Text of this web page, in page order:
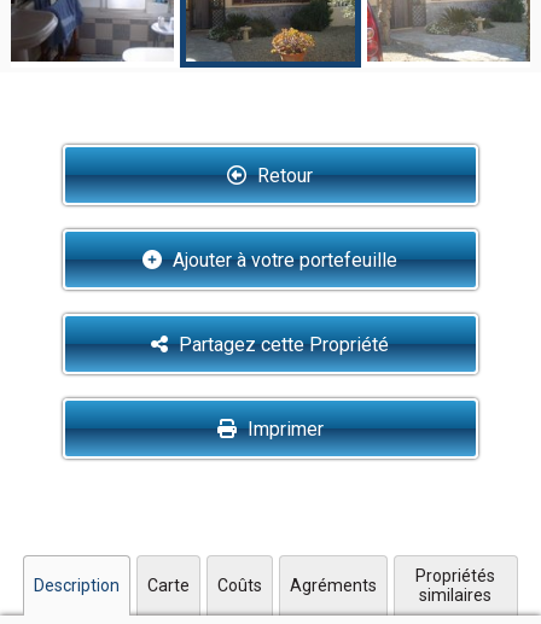
Retour
Ajouter à votre portefeuille
Partagez cette Propriété
Imprimer
Description Carte Coûts Agréments
Propriétés
similaires